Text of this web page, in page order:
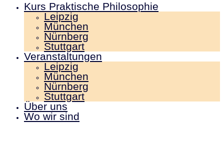
Kurs Praktische Philosophie
Leipzig
München
Nürnberg
Stuttgart
Veranstaltungen
Leipzig
München
Nürnberg
Stuttgart
Über uns
Wo wir sind